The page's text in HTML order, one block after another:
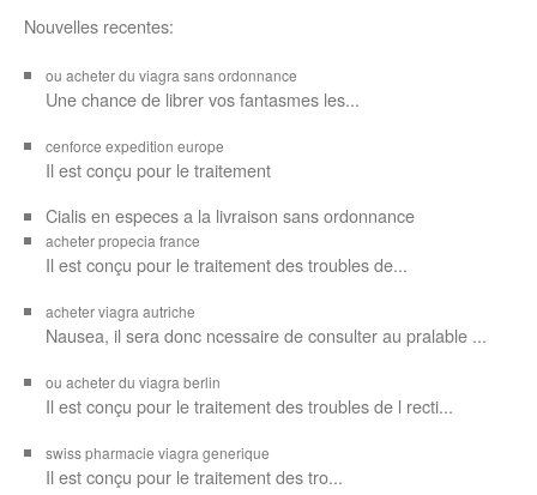
Nouvelles recentes:
ou acheter du viagra sans ordonnance
Une chance de librer vosfantasmes les...
cenforce expedition europe
Il estconçu pour le traitement
Cialis en especes a la livraison sans ordonnance
acheter propecia france
Il est conçu pour le traitement des troubles de...
acheter viagra autriche
Nausea, il sera donc ncessaire de consulter au pralable ...
ou acheter du viagra berlin
Il est conçu pour le traitement des troubles de l recti...
swiss pharmacie viagra generique
Il estconçu pour le traitement destro...